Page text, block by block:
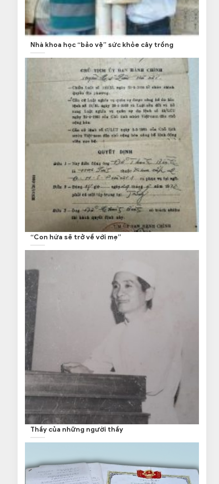
Nhà khoa học “bảo vệ” sức khỏe cây trồng
“Con hứa sẽ trở về với mẹ”
Thầy của những người thầy